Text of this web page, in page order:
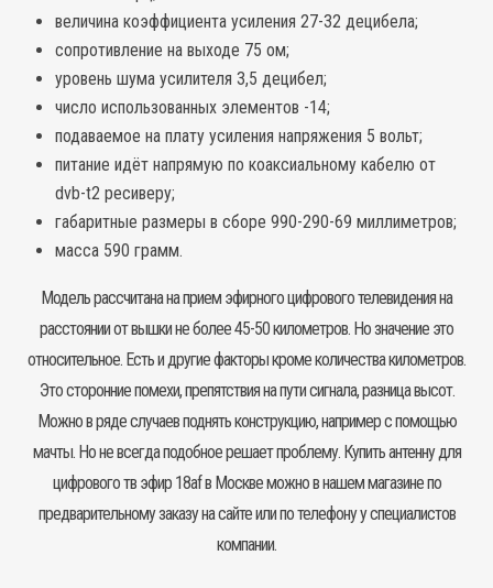
величина коэффициента усиления 27-32 децибела;
сопротивление на выходе 75 ом;
уровень шума усилителя 3,5 децибел;
число использованных элементов -14;
подаваемое на плату усиления напряжения 5 вольт;
питание идёт напрямую по коаксиальному кабелю от
dvb-t2 ресиверу;
габаритные размеры в сборе 990-290-69 миллиметров;
масса 590 грамм.
Модель рассчитана на прием эфирного цифрового телевиденияна
расстоянии от вышки не более 45-50 километров. Но значение это
относительное. Есть и другие факторы кроме количества километров.
Это сторонние помехи, препятствия на пути сигнала, разница высот.
Можно в ряде случаев поднять конструкцию, например с помощью
мачты. Но не всегда подобное решает проблему. Купить антенну для
цифрового тв эфир 18af в Москве можно в нашем магазине по
предварительному заказу на сайте или по телефону у специалистов
компании.